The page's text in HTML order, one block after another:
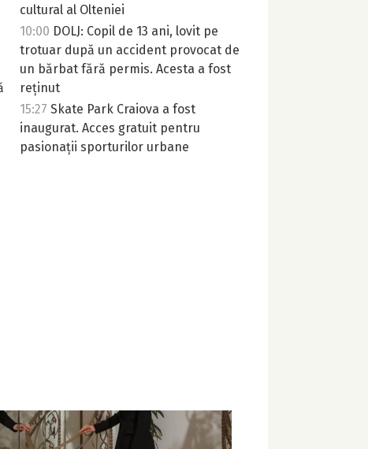
cultural al Olteniei
10:00 DOLJ: Copil de 13 ani, lovit pe
trotuar după un accident provocat de
un bărbat fără permis. Acesta a fost
reținut
15:27 Skate Park Craiova a fost
inaugurat. Acces gratuit pentru
pasionații sporturilor urbane